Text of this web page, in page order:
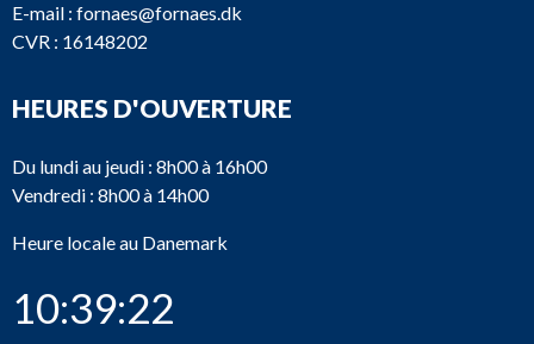
E-mail : fornaes@fornaes.dk
CVR : 16148202
HEURES D'OUVERTURE
Du lundi au jeudi : 8h00 à 16h00
Vendredi : 8h00 à 14h00
Heure locale au Danemark
10:39:22